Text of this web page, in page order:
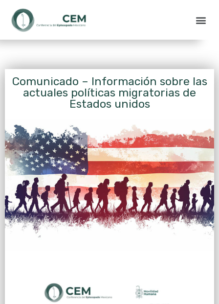
Comunicado – Información sobre las
actuales políticas migratorias de
Estados unidos